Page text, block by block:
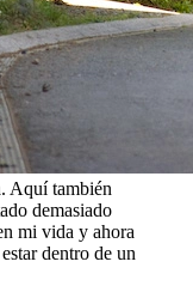
Aquí también
demasiado
mi vida y ahora
dentro de un